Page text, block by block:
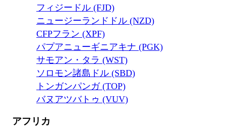
フィジードル (FJD)
ニュージーランドドル (NZD)
CFPフラン (XPF)
パプアニューギニアキナ (PGK)
サモアン・タラ (WST)
ソロモン諸島ドル (SBD)
トンガンパンガ (TOP)
バヌアツバトゥ (VUV)
アフリカ